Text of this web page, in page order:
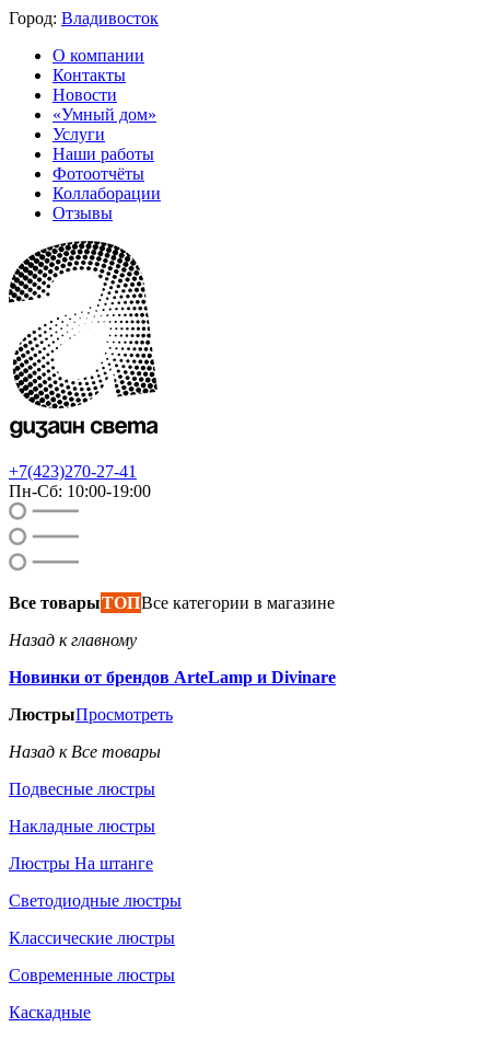
Город: Владивосток
О компании
Контакты
Новости
«Умный дом»
Услуги
Наши работы
Фотоотчёты
Коллаборации
Отзывы
+7(423)270-27-41
Пн-Сб: 10:00-19:00
Все товарыТОПВсе категории в магазине
Назад к главному
Новинки от брендов ArteLamp и Divinare
ЛюстрыПросмотреть
Назад к Все товары
Подвесные люстры
Накладные люстры
Люстры На штанге
Светодиодные люстры
Классические люстры
Современные люстры
Каскадные